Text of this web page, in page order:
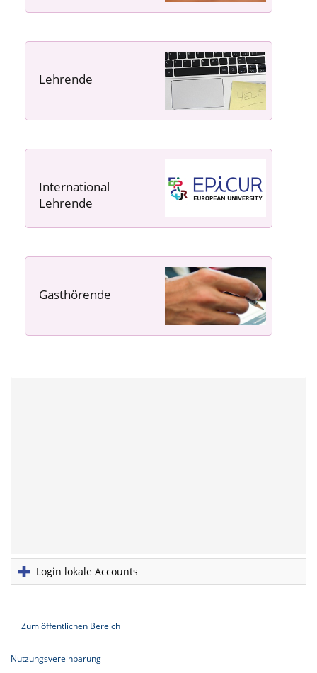
Lehrende
International
Lehrende
Gasthörende
Login lokale Accounts
Zum öffentlichen Bereich
Nutzungsvereinbarung